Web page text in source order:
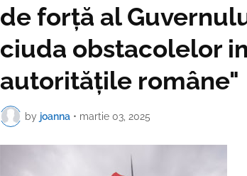
de forță al
ciuda obstacolelor
autorităţile române"
by joanna • martie 03, 2025